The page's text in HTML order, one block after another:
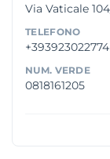
Via Vaticale
TELEFONO
+393923022774
NUM. VERDE
0818161205